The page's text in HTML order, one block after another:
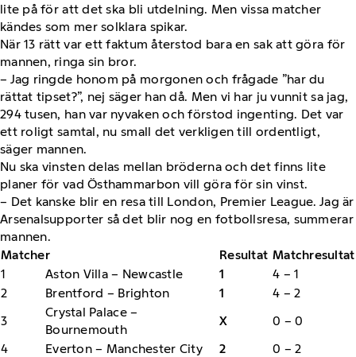
lite på för att det ska bli utdelning. Men vissa matcher
kändes som mer solklara spikar.
När 13 rätt var ett faktum återstod bara en sak att göra för
mannen, ringa sin bror.
– Jag ringde honom på morgonen och frågade ”har du
rättat tipset?”, nej säger han då. Men vi har ju vunnit sa jag,
294 tusen, han var nyvaken och förstod ingenting. Det var
ett roligt samtal, nu small det verkligen till ordentligt,
säger mannen.
Nu ska vinsten delas mellan bröderna och det finns lite
planer för vad Östhammarbon vill göra för sin vinst.
– Det kanske blir en resa till London, Premier League. Jag är
Arsenalsupporter så det blir nog en fotbollsresa, summerar
mannen.
Matcher
Resultat Matchresultat
1
Aston Villa – Newcastle 1
4 – 1
2
Brentford – Brighton 1
4 – 2
3
Crystal Palace –
Bournemouth
X
0 – 0
4
Everton – Manchester City 2
0 – 2